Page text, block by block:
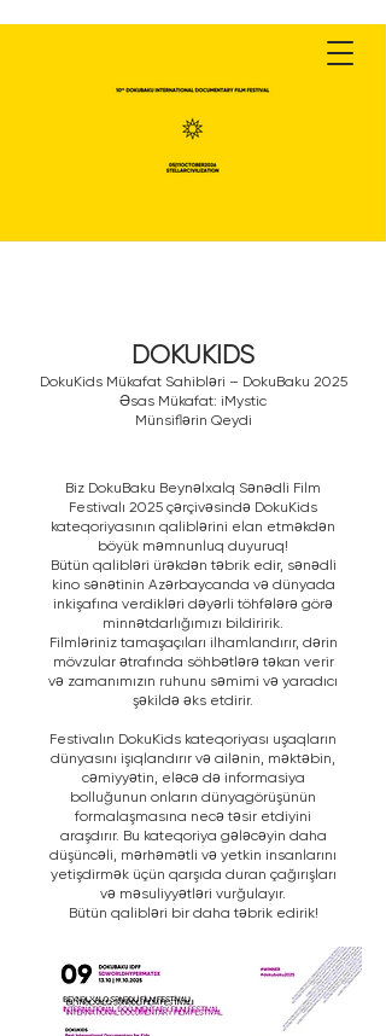
DOKUKIDS
DokuKids Mükafat Sahibləri – DokuBaku 2025
Əsas Mükafat: iMystic
Münsiflərin Qeydi
Biz DokuBaku Beynəlxalq Sənədli Film
Festivalı 2025 çərçivəsində DokuKids
kateqoriyasının qaliblərini elan etməkdən
böyük məmnunluq duyuruq!
Bütün qalibləri ürəkdən təbrik edir, sənədli
kino sənətinin Azərbaycanda və dünyada
inkişafına verdikləri dəyərli töhfələrə görə
minnətdarlığımızı bildiririk.
Filmləriniz tamaşaçıları ilhamlandırır, dərin
mövzular ətrafında söhbətlərə təkan verir
və zamanımızın ruhunu səmimi və yaradıcı
şəkildə əks etdirir.
Festivalın DokuKids kateqoriyası uşaqların
dünyasını işıqlandırır və ailənin, məktəbin,
cəmiyyətin, eləcə də informasiya
bolluğunun onların dünyagörüşünün
formalaşmasına necə təsir etdiyini
araşdırır. Bu kateqoriya gələcəyin daha
düşüncəli, mərhəmətli və yetkin insanlarını
yetişdirmək üçün qarşıda duran çağırışları
və məsuliyyətləri vurğulayır.
Bütün qalibləri bir daha təbrik edirik!